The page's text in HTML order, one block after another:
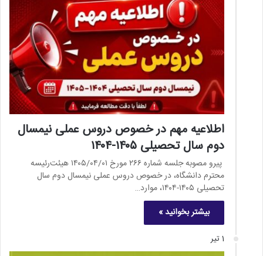
اطلاعیه مهم در خصوص دروس عملی نیمسال
دوم سال تحصیلی ۱۴۰۵-۱۴۰۴
پیرو مصوبه جلسه شماره ۲۶۶ مورخ ۱۴۰۵/۰۴/۰۱ هیئت‌رئیسه
محترم دانشگاه، در خصوص دروس عملی نیمسال دوم سال
تحصیلی ۱۴۰۵-۱۴۰۴، موارد…
بیشتر بخوانید »
1 تیر